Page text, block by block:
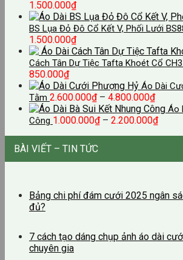
1.500.000₫
BS Lụa Đỏ Đô Cổ Kết V, Phối Lưới
1.500.000₫Khoảng
giá:
từ
đến
1.500.000₫
Cách Tân Dự Tiệc Tafta Khoét Cổ
850.000₫Khoảng
giá:
từ
450.000₫
đến
Áo Dài
Tằm 2.600.000₫ – 4.800.000₫Khoảng
giá:
từ
Áo
Công 1.000.000₫ – 2.200.000₫
đến
BÀI VIẾT – TIN TỨC
Bảng chi phí đám cưới 2025 ngân
đủ?
7 cách tạo dáng chụp ảnh áo dài
chuyên gia